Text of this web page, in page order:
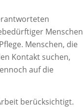
Menschen
Menschen, die
Kontakt suchen,
auf die
berücksichtigt.